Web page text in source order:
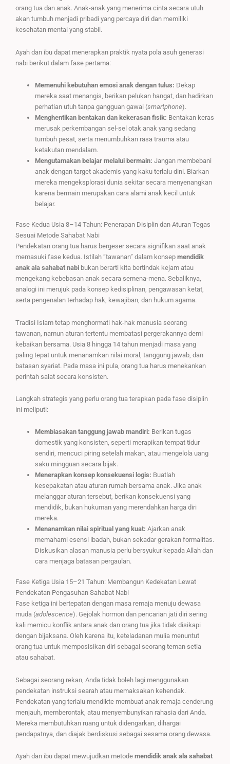
orang tua dan anak. Anak-anak yang menerima cinta secara utuh
akan tumbuh menjadi pribadi yang percaya diri dan memiliki
kesehatan mental yang stabil.
Ayah dan ibu dapat menerapkan praktik nyata pola asuh generasi
nabi berikut dalam fase pertama:
Memenuhi kebutuhan emosi anak dengan tulus: Dekap
mereka saat menangis, berikan pelukan hangat, dan hadirkan
perhatian utuh tanpa gangguan gawai (smartphone).
Menghentikan bentakan dan kekerasan fisik: Bentakan keras
merusak perkembangan sel-sel otak anak yang sedang
tumbuh pesat, serta menumbuhkan rasa trauma atau
ketakutan mendalam.
Mengutamakan belajar melalui bermain: Jangan membebani
anak dengan target akademis yang kaku terlalu dini. Biarkan
mereka mengeksplorasi dunia sekitar secara menyenangkan
karena bermain merupakan cara alami anak kecil untuk
belajar.
Fase Kedua Usia 8–14 Tahun: Penerapan Disiplin dan Aturan Tegas
Sesuai Metode Sahabat Nabi
Pendekatan orang tua harus bergeser secara signifikan saat anak
memasuki fase kedua. Istilah “tawanan” dalam konsep mendidik
anak ala sahabat nabi bukan berarti kita bertindak kejam atau
mengekang kebebasan anak secara semena-mena. Sebaliknya,
analogi ini merujuk pada konsep kedisiplinan, pengawasan ketat,
serta pengenalan terhadap hak, kewajiban, dan hukum agama.
Tradisi Islam tetap menghormati hak-hak manusia seorang
tawanan, namun aturan tertentu membatasi pergerakannya demi
kebaikan bersama. Usia 8 hingga 14 tahun menjadi masa yang
paling tepat untuk menanamkan nilai moral, tanggung jawab, dan
batasan syariat. Pada masa ini pula, orang tua harus menekankan
perintah salat secara konsisten.
Langkah strategis yang perlu orang tua terapkan pada fase disiplin
ini meliputi:
Membiasakan tanggung jawab mandiri: Berikan tugas
domestik yang konsisten, seperti merapikan tempat tidur
sendiri, mencuci piring setelah makan, atau mengelola uang
saku mingguan secara bijak.
Menerapkan konsep konsekuensi logis: Buatlah
kesepakatan atau aturan rumah bersama anak. Jika anak
melanggar aturan tersebut, berikan konsekuensi yang
mendidik, bukan hukuman yang merendahkan harga diri
mereka.
Menanamkan nilai spiritual yang kuat: Ajarkan anak
memahami esensi ibadah, bukan sekadar gerakan formalitas.
Diskusikan alasan manusia perlu bersyukur kepada Allah dan
cara menjaga batasan pergaulan.
Fase Ketiga Usia 15–21 Tahun: Membangun Kedekatan Lewat
Pendekatan Pengasuhan Sahabat Nabi
Fase ketiga ini bertepatan dengan masa remaja menuju dewasa
muda (adolescence). Gejolak hormon dan pencarian jati diri sering
kali memicu konflik antara anak dan orang tua jika tidak disikapi
dengan bijaksana. Oleh karena itu, keteladanan mulia menuntut
orang tua untuk memposisikan diri sebagai seorang teman setia
atau sahabat.
Sebagai seorang rekan, Anda tidak boleh lagi menggunakan
pendekatan instruksi searah atau memaksakan kehendak.
Pendekatan yang terlalu mendikte membuat anak remaja cenderung
menjauh, memberontak, atau menyembunyikan rahasia dari Anda.
Mereka membutuhkan ruang untuk didengarkan, dihargai
pendapatnya, dan diajak berdiskusi sebagai sesama orang dewasa.
Ayah dan ibu dapat mewujudkan metode mendidik anak ala sahabat